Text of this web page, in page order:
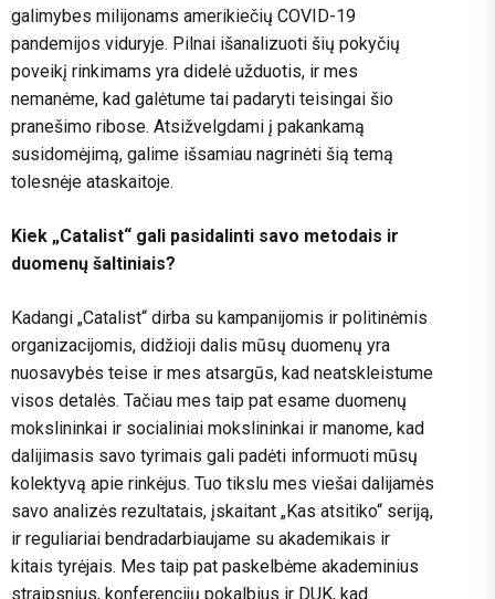
galimybes milijonams amerikiečių COVID-19
pandemijos viduryje. Pilnai išanalizuoti šių pokyčių
poveikį rinkimams yra didelė užduotis, ir mes
nemanėme, kad galėtume tai padaryti teisingai šio
pranešimo ribose. Atsižvelgdami į pakankamą
susidomėjimą, galime išsamiau nagrinėti šią temą
tolesnėje ataskaitoje.
Kiek „Catalist“ gali pasidalinti savo metodais ir
duomenų šaltiniais?
Kadangi „Catalist“ dirba su kampanijomis ir politinėmis
organizacijomis, didžioji dalis mūsų duomenų yra
nuosavybės teise ir mes atsargūs, kad neatskleistume
visos detalės. Tačiau mes taip pat esame duomenų
mokslininkai ir socialiniai mokslininkai ir manome, kad
dalijimasis savo tyrimais gali padėti informuoti mūsų
kolektyvą apie rinkėjus. Tuo tikslu mes viešai dalijamės
savo analizės rezultatais, įskaitant „Kas atsitiko“ seriją,
ir reguliariai bendradarbiaujame su akademikais ir
kitais tyrėjais. Mes taip pat paskelbėme akademinius
straipsnius, konferencijų pokalbius ir DUK, kad